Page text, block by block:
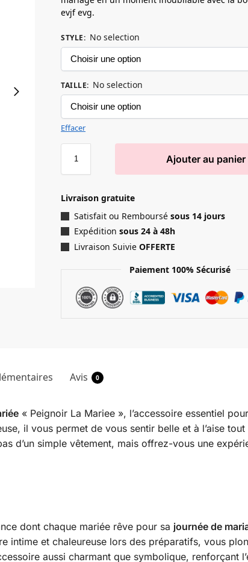
evjf evg.
STYLE: No selection
TAILLE: No selection
Effacer
Ajouter au panier
Livraison gratuite
Satisfait ou Remboursésous 14 jours
Expédition sous 24 à 48h
Livraison SuivieOFFERTE
Paiement 100% Sécurisé
Avis 0
« Peignoir La Mariee », l’accessoire essentiel
il vous permet de vous sentir belle et à l’aise tout
d’un simple vêtement, mais offrez-vous une
dont chaque mariée rêve pour sa journée de
intime et chaleureuse lors des préparatifs, vous
aussi charmant que symbolique, renforçant